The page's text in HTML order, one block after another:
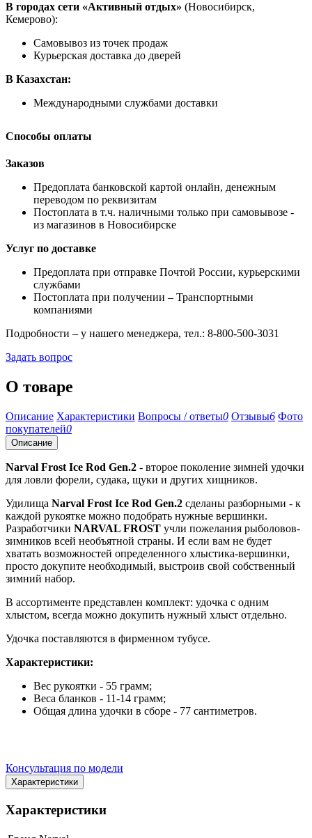
В городах сети «Активный отдых» (Новосибирск,
Кемерово):
Самовывоз из точек продаж
Курьерская доставка до дверей
В Казахстан:
Международными службами доставки
Способы оплаты
Заказов
Предоплата банковской картой онлайн, денежным
переводом по реквизитам
Постоплата в т.ч. наличными только при самовывозе -
из магазинов в Новосибирске
Услуг по доставке
Предоплата при отправке Почтой России, курьерскими
службами
Постоплата при получении – Транспортными
компаниями
Подробности – у нашего менеджера, тел.: 8-800-500-3031
Задать вопрос
О товаре
Описание Характеристики Вопросы / ответы0 Отзывы6 Фото
покупателей0
Описание
Narval Frost Ice Rod Gen.2 - второе поколение зимней удочки
для ловли форели, судака, щуки и других хищников.
Удилища Narval Frost Ice Rod Gen.2 сделаны разборными - к
каждой рукоятке можно подобрать нужные вершинки.
Разработчики NARVAL FROST учли пожелания рыболовов-
зимников всей необъятной страны. И если вам не будет
хватать возможностей определенного хлыстика-вершинки,
просто докупите необходимый, выстроив свой собственный
зимний набор.
В ассортименте представлен комплект: удочка с одним
хлыстом, всегда можно докупить нужный хлыст отдельно.
Удочка поставляются в фирменном тубусе.
Характеристики:
Вес рукоятки - 55 грамм;
Веса бланков - 11-14 грамм;
Общая длина удочки в сборе - 77 сантиметров.
Консультация по модели
Характеристики
Характеристики